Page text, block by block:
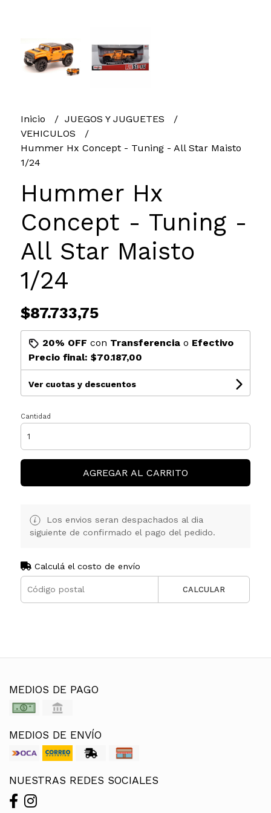
Inicio
JUEGOS Y JUGUETES
VEHICULOS
Hummer Hx Concept - Tuning - All Star Maisto
1/24
Hummer Hx
Concept - Tuning -
All Star Maisto
1/24
$87.733,75
20% OFF con Transferenciao Efectivo
Precio final: $70.187,00
Ver cuotas y descuentos
Cantidad
AGREGAR AL CARRITO
Los envios seran despachados al dia
siguiente de confirmado el pago del pedido.
Calculá el costo de envío
CALCULAR
MEDIOS DE PAGO
MEDIOS DE ENVÍO
NUESTRAS REDES SOCIALES